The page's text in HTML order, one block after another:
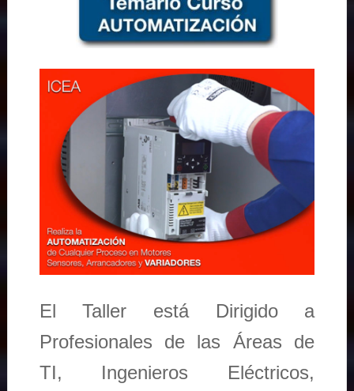
El Taller está Dirigido a
Profesionales de las Áreas de
TI, Ingenieros Eléctricos,